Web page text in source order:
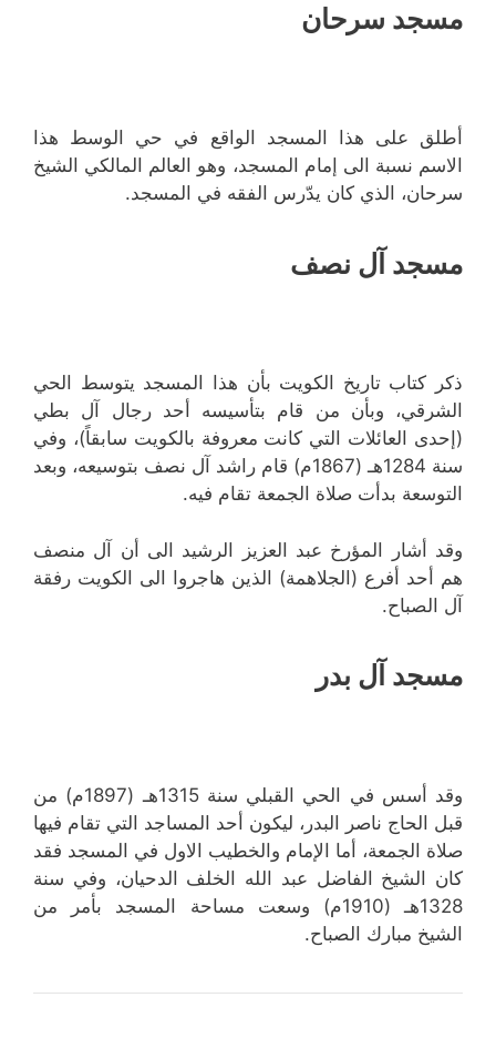
مسجد سرحان
أطلق على هذا المسجد الواقع في حي الوسط هذا
الاسم نسبة الى إمام المسجد، وهو العالم المالكي الشيخ
سرحان، الذي كان يدّرس الفقه في المسجد.
مسجد آل نصف
ذكر كتاب تاريخ الكويت بأن هذا المسجد يتوسط الحي
الشرقي، وبأن من قام بتأسيسه أحد رجال آل بطي
(إحدى العائلات التي كانت معروفة بالكويت سابقاً)، وفي
سنة 1284هـ (1867م) قام راشد آل نصف بتوسيعه، وبعد
التوسعة بدأت صلاة الجمعة تقام فيه.
وقد أشار المؤرخ عبد العزيز الرشيد الى أن آل منصف
هم أحد أفرع (الجلاهمة) الذين هاجروا الى الكويت رفقة
آل الصباح.
مسجد آل بدر
وقد أسس في الحي القبلي سنة 1315هـ (1897م) من
قبل الحاج ناصر البدر، ليكون أحد المساجد التي تقام فيها
صلاة الجمعة، أما الإمام والخطيب الاول في المسجد فقد
كان الشيخ الفاضل عبد الله الخلف الدحيان، وفي سنة
1328هـ (1910م) وسعت مساحة المسجد بأمر من
الشيخ مبارك الصباح.